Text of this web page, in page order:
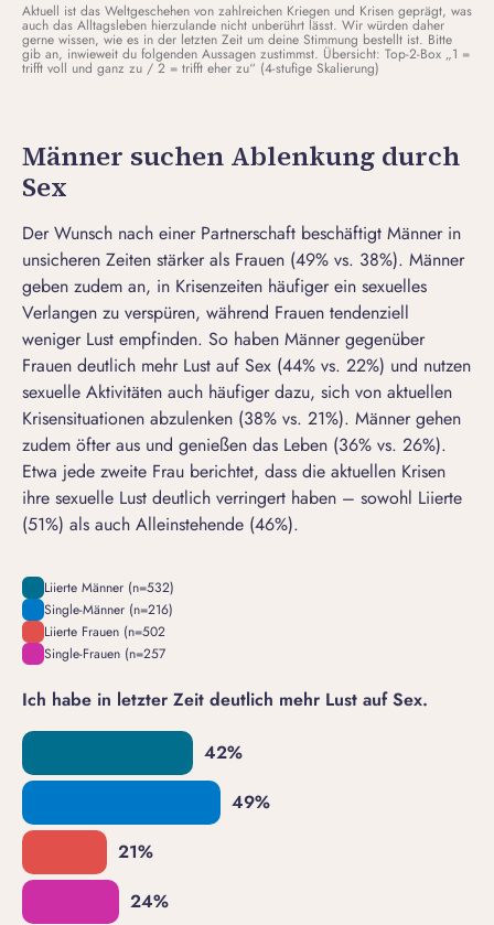
Aktuell ist das Weltgeschehen von zahlreichen Kriegen und Krisen geprägt, was
auch das Alltagsleben hierzulande nicht unberührt lässt. Wir würden daher
gerne wissen, wie es in der letzten Zeit um deine Stimmung bestellt ist. Bitte
gib an, inwieweit du folgenden Aussagen zustimmst. Übersicht: Top-2-Box „1 =
trifft voll und ganz zu / 2 = trifft eher zu“ (4-stufige Skalierung)
Männer suchen Ablenkung durch
Sex
Der Wunsch nach einer Partnerschaft beschäftigt Männer in
unsicheren Zeiten stärker als Frauen (49% vs. 38%). Männer
geben zudem an, in Krisenzeiten häufiger ein sexuelles
Verlangen zu verspüren, während Frauen tendenziell
weniger Lust empfinden. So haben Männer gegenüber
Frauen deutlich mehr Lust auf Sex (44% vs. 22%) und nutzen
sexuelle Aktivitäten auch häufiger dazu, sich von aktuellen
Krisensituationen abzulenken (38% vs. 21%). Männer gehen
zudem öfter aus und genießen das Leben (36% vs. 26%).
Etwa jede zweite Frau berichtet, dass die aktuellen Krisen
ihre sexuelle Lust deutlich verringert haben – sowohl Liierte
(51%) als auch Alleinstehende (46%).
Liierte Männer (n=532)
Single-Männer (n=216)
Liierte Frauen (n=502
Single-Frauen (n=257
Ich habe in letzter Zeit deutlich mehr Lust auf Sex.